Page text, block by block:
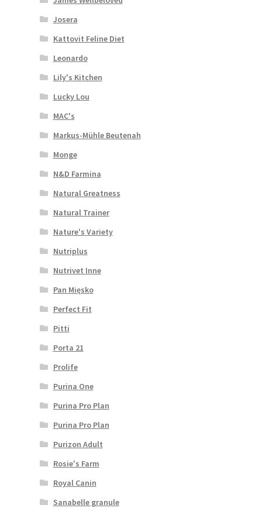
Josera
Kattovit Feline Diet
Leonardo
Lily's Kitchen
Lucky Lou
MAC's
Markus-Mühle Beutenah
Monge
N&D Farmina
Natural Greatness
Natural Trainer
Nature's Variety
Nutriplus
Nutrivet Inne
Pan Mięsko
Perfect Fit
Pitti
Porta 21
Prolife
Purina One
Purina Pro Plan
Purina Pro Plan
Purizon Adult
Rosie's Farm
Royal Canin
Sanabelle granule